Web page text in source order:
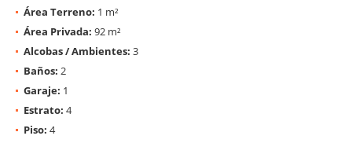
Área Terreno: 1 m²
Área Privada: 92 m²
Alcobas / Ambientes: 3
Baños: 2
Garaje: 1
Estrato: 4
Piso: 4